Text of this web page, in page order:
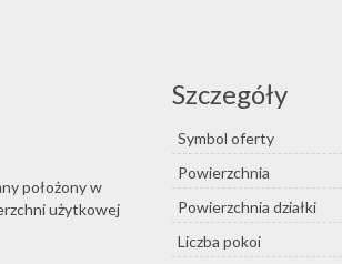
położony w
użytkowej
Szczegóły
Symbol oferty
Powierzchnia
Powierzchnia działki
Liczba pokoi